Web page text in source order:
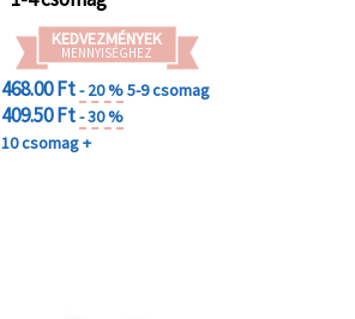
KEDVEZMÉNYEK
MENNYISÉGHEZ
468.00 Ft- 20 %5-9 csomag
409.50 Ft- 30 %
10 csomag +